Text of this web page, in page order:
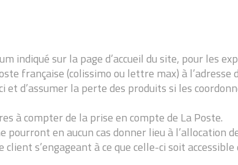
sur la page d’accueil du site, pour les
française (colissimo ou lettre max) à l’adresse
et d’assumer la perte des produits si les
à compter de la prise en compte de La Poste.
en aucun cas donner lieu à l’allocation
s’engageant à ce que celle-ci soit